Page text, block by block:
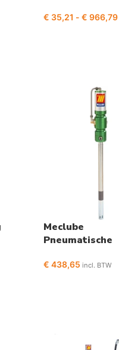
€ 35,21 - € 966,79
Meclube
Pneumatische
€ 438,65 incl. BTW